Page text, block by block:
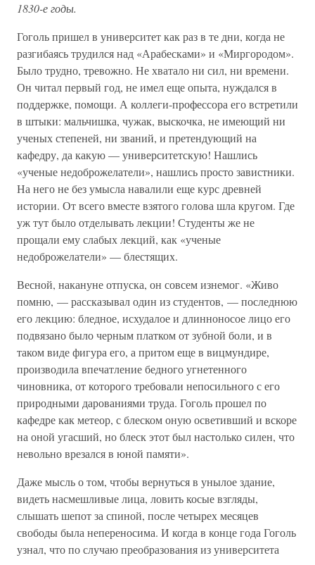
1830-е годы.
Гоголь пришел в университет как раз в те дни, когда не
разгибаясь трудился над «Арабесками» и «Миргородом».
Было трудно, тревожно. Не хватало ни сил, ни времени.
Он читал первый год, не имел еще опыта, нуждался в
поддержке, помощи. А коллеги-профессора его встретили
в штыки: мальчишка, чужак, выскочка, не имеющий ни
ученых степеней, ни званий, и претендующий на
кафедру, да какую — университетскую! Нашлись
«ученые недоброжелатели», нашлись просто завистники.
На него не без умысла навалили еще курс древней
истории. От всего вместе взятого голова шла кругом. Где
уж тут было отделывать лекции! Студенты же не
прощали ему слабых лекций, как «ученые
недоброжелатели» — блестящих.
Весной, накануне отпуска, он совсем изнемог. «Живо
помню, — рассказывал один из студентов, — последнюю
его лекцию: бледное, исхудалое и длинноносое лицо его
подвязано было черным платком от зубной боли, и в
таком виде фигура его, а притом еще в вицмундире,
производила впечатление бедного угнетенного
чиновника, от которого требовали непосильного с его
природными дарованиями труда. Гоголь прошел по
кафедре как метеор, с блеском оную осветивший и вскоре
на оной угасший, но блеск этот был настолько силен, что
невольно врезался в юной памяти».
Даже мысль о том, чтобы вернуться в унылое здание,
видеть насмешливые лица, ловить косые взгляды,
слышать шепот за спиной, после четырех месяцев
свободы была непереносима. И когда в конце года Гоголь
узнал, что по случаю преобразования из университета